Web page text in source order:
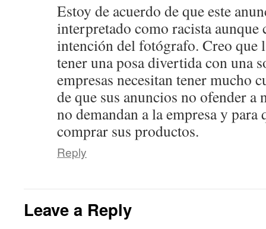
Estoy de acuerdo de que este
interpretado como racista aunque
intención del fotógrafo. Creo que
tener una posa divertida con una
empresas necesitan tener mucho
de que sus anuncios no ofender a
no demandan a la empresa y para
comprar sus productos.
Reply
Leave a Reply